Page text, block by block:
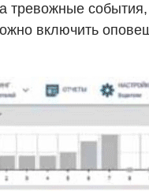
тревожные
включить